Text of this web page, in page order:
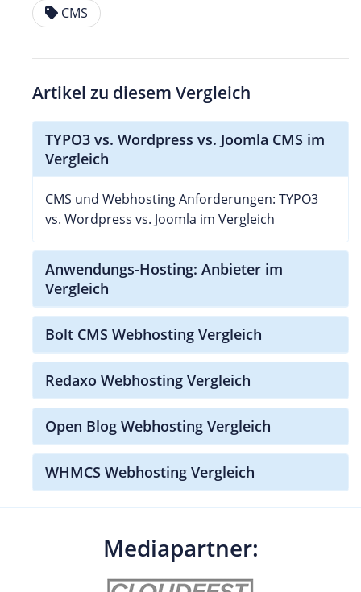
CMS
Artikel zu diesem Vergleich
TYPO3 vs. Wordpress vs. Joomla CMS im
Vergleich
CMS und Webhosting Anforderungen: TYPO3
vs. Wordpress vs. Joomla im Vergleich
Anwendungs-Hosting: Anbieter im
Vergleich
Bolt CMS Webhosting Vergleich
Redaxo Webhosting Vergleich
Open Blog Webhosting Vergleich
WHMCS Webhosting Vergleich
Mediapartner: